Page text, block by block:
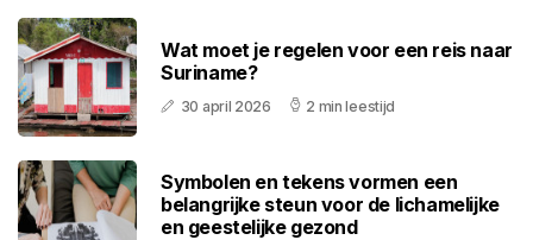
Wat moet je regelen voor een reis naar
Suriname?
30 april 2026 2 min leestijd
Symbolen en tekens vormen een
belangrijke steun voor de lichamelijke
en geestelijke gezond